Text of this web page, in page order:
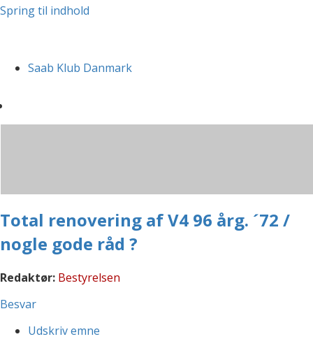
Spring til indhold
Saab Klub Danmark
Total renovering af V4 96 årg. ´72 /
nogle gode råd ?
Redaktør: Bestyrelsen
Besvar
Udskriv emne